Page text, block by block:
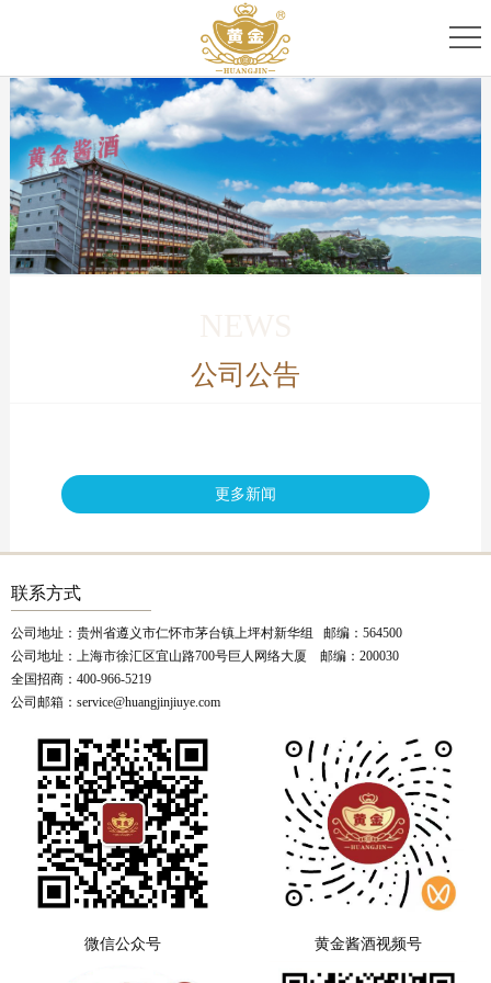
页
关
于
我
们
专
家
团
队
产
品
家
新
闻
服
公司公告
更多新闻
联系方式
公司地址：贵州省遵义市仁怀市茅台镇上坪村新华组 邮编：564500
公司地址：上海市徐汇区宜山路700号巨人网络大厦 邮编：200030
全国招商：400-966-5219
公司邮箱：service@huangjinjiuye.com
微信公众号 黄金酱酒视频号